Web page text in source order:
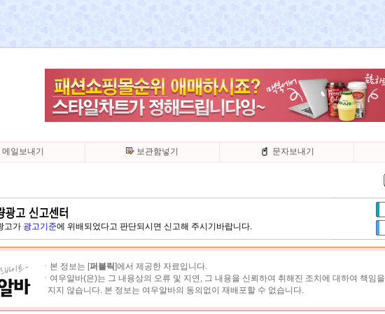
메일보내기 보관함넣기 문자보내기
고가 광고기준에 위배되었다고 판단되시면 신고해 주시기바랍니다.
ㆍ본 정보는 [퍼블릭]에서 제공한 자료입니다.
ㆍ여우알바(은)는 그 내용상의 오류 및 지연, 그 내용을 신뢰하여 취해진 조치에 대하여 책임을
지지 않습니다. 본 정보는 여우알바의 동의없이 재배포할 수 없습니다.